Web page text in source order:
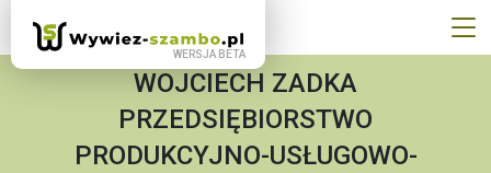
WOJCIECH ZADKA
PRZEDSIĘBIORSTWO
PRODUKCYJNO-USŁUGOWO-